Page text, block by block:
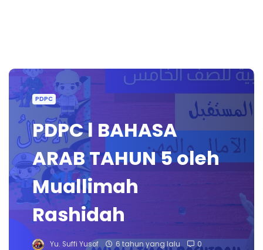
PDPC
PDPC l BAHASA
ARAB TAHUN 5 oleh
Muallimah
Rashidah
Yu. Suffi Yusof 6 tahun yang lalu 0